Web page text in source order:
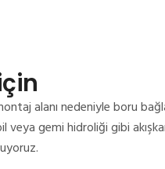
alanı nedeniyle boru
veya gemi hidroliği gibi